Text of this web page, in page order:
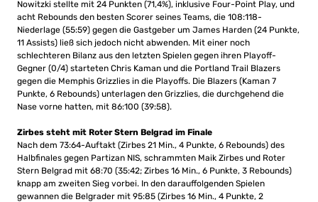
Nowitzki stellte mit 24 Punkten (71,4%), inklusive Four-Point Play, und
acht Rebounds den besten Scorer seines Teams, die 108:118-
Niederlage (55:59) gegen die Gastgeber um James Harden (24 Punkte,
11 Assists) ließ sich jedoch nicht abwenden. Mit einer noch
schlechteren Bilanz aus den letzten Spielen gegen ihren Playoff-
Gegner (0/4) starteten Chris Kaman und die Portland Trail Blazers
gegen die Memphis Grizzlies in die Playoffs. Die Blazers (Kaman 7
Punkte, 6 Rebounds) unterlagen den Grizzlies, die durchgehend die
Nase vorne hatten, mit 86:100 (39:58).
Zirbes steht mit Roter Stern Belgrad im Finale
Nach dem 73:64-Auftakt (Zirbes 21 Min., 4 Punkte, 6 Rebounds) des
Halbfinales gegen Partizan NIS, schrammten Maik Zirbes und Roter
Stern Belgrad mit 68:70 (35:42; Zirbes 16 Min., 6 Punkte, 3 Rebounds)
knapp am zweiten Sieg vorbei. In den darauffolgenden Spielen
gewannen die Belgrader mit 95:85 (Zirbes 16 Min., 4 Punkte, 2